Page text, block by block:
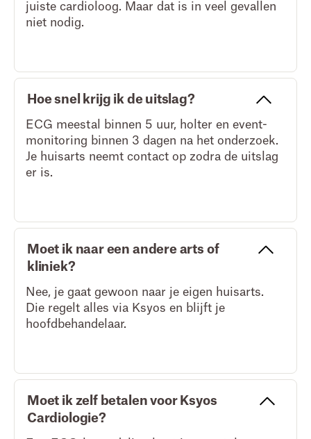
juiste cardioloog. Maar dat is in veel gevallen
niet nodig.
Hoe snel krijg ik de uitslag?
ECG meestal binnen 5 uur, holter en event-
monitoring binnen 3 dagen na het onderzoek.
Je huisarts neemt contact op zodra de uitslag
er is.
Moet ik naar een andere arts of
kliniek?
Nee, je gaat gewoon naar je eigen huisarts.
Die regelt alles via Ksyos en blijft je
hoofdbehandelaar.
Moet ik zelf betalen voor Ksyos
Cardiologie?